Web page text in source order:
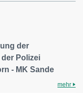
der
Polizei
- MK Sande
mehr